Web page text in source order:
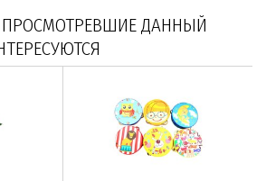
ПРОСМОТРЕВШИЕ ДАННЫЙ